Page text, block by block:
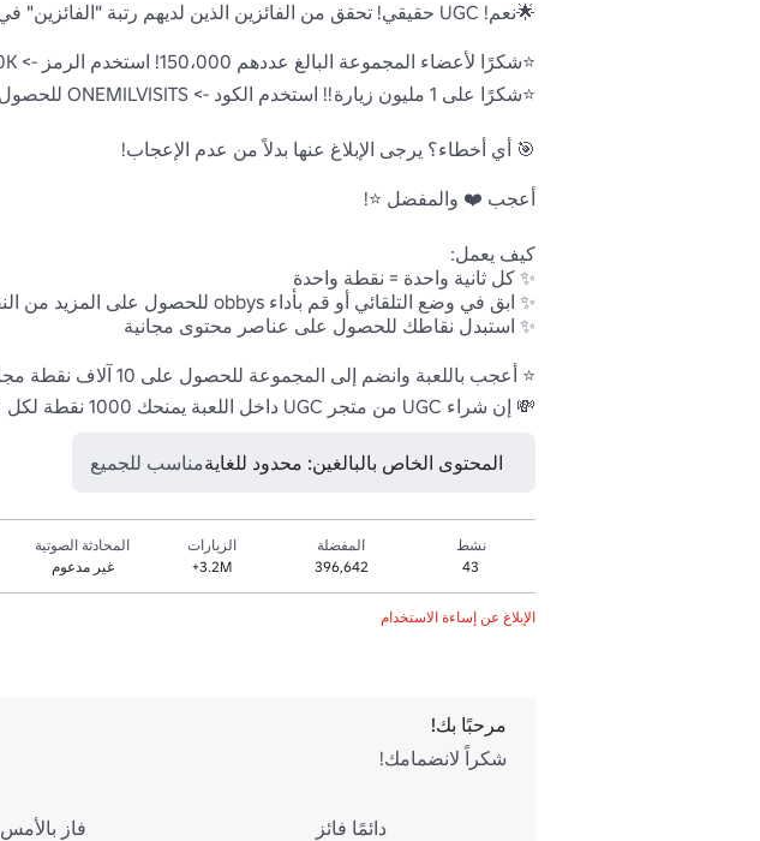
⭐ أعجب باللعبة وانضم إلى المجموعة للحصول على 10 آلاف نقطة مجانًا:
💸 إن شراء UGC من متجر UGC داخل اللعبة يمنحك 1000 نقطة لكل عملية شراء!
المحتوى الخاص بالبالغين: محدود للغايةمناسب للجميع
نشط
43
المفضلة
396,642
الزيارات
3.2M+
المحادثة الصوتية
غير مدعوم
الإبلاغ عن إساءة الاستخدام
مرحبًا بك!
شكراً لانضمامك!
فاز بالأمس
دائمًا فائز